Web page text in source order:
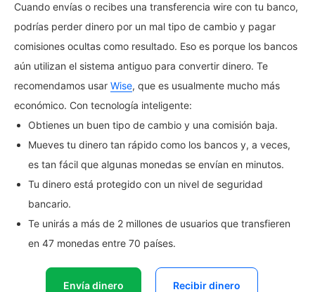
Cuando envías o recibes una transferencia wire con tu banco,
podrías perder dinero por un mal tipo de cambio y pagar
comisiones ocultas como resultado. Eso es porque los bancos
aún utilizan el sistema antiguo para convertir dinero. Te
recomendamos usar Wise, que es usualmente mucho más
económico. Con tecnología inteligente:
Obtienes un buen tipo de cambio y una comisión baja.
Mueves tu dinero tan rápido como los bancos y, a veces,
es tan fácil que algunas monedas se envían en minutos.
Tu dinero está protegido con un nivel de seguridad
bancario.
Te unirás a más de 2 millones de usuarios que transfieren
en 47 monedas entre 70 países.
Envía dinero Recibir dinero